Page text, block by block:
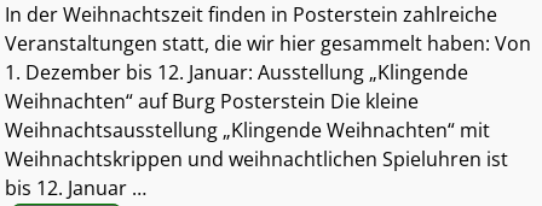
In der Weihnachtszeit finden in Posterstein zahlreiche
Veranstaltungen statt, die wir hier gesammelt haben: Von
1. Dezember bis 12. Januar: Ausstellung „Klingende
Weihnachten“ auf Burg Posterstein Die kleine
Weihnachtsausstellung „Klingende Weihnachten“ mit
Weihnachtskrippen und weihnachtlichen Spieluhren ist
bis 12. Januar …